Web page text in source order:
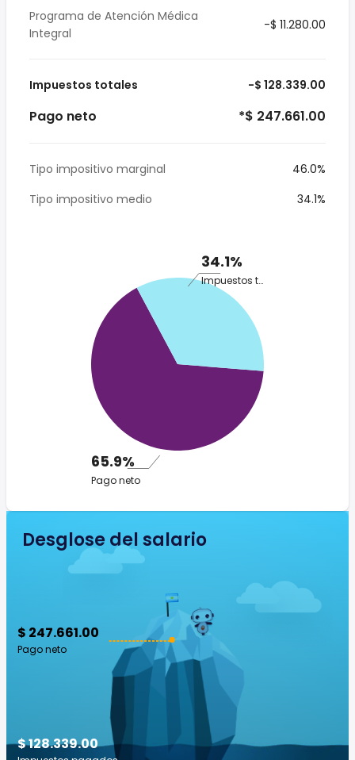
Programa de Atención Médica
Integral
-$ 11.280.00
Impuestos totales -$ 128.339.00
Pago neto *$ 247.661.00
Tipo impositivo marginal
46.0%
Tipo impositivo medio
34.1%
34.1%
Impuestos totales
65.9%
Pago neto
Desglose del salario
$ 247.661.00
Pago neto
$ 128.339.00